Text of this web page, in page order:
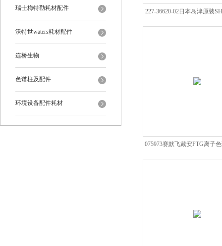
瑞士梅特勒耗材配件
沃特世waters耗材配件
连桥生物
色谱柱及配件
环境设备配件耗材
227-36620-02日本岛津原装
Bond*经销
075973赛默飞戴安FTG离子
系统thermo